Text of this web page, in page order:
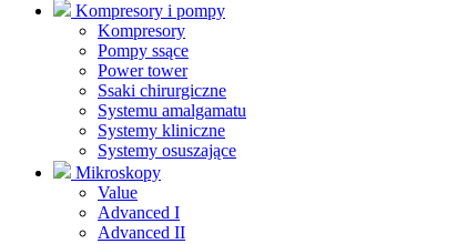
Kompresory i pompy
Kompresory
Pompy ssące
Power tower
Ssaki chirurgiczne
Systemu amalgamatu
Systemy kliniczne
Systemy osuszające
Mikroskopy
Value
Advanced I
Advanced II